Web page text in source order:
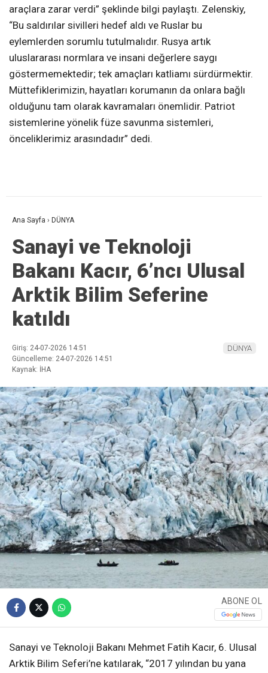
araçlara zarar verdi” şeklinde bilgi paylaştı. Zelenskiy,
“Bu saldırılar sivilleri hedef aldı ve Ruslar bu
eylemlerden sorumlu tutulmalıdır. Rusya artık
uluslararası normlara ve insani değerlere saygı
göstermemektedir; tek amaçları katliamı sürdürmektir.
Müttefiklerimizin, hayatları korumanın da onlara bağlı
olduğunu tam olarak kavramaları önemlidir. Patriot
sistemlerine yönelik füze savunma sistemleri,
önceliklerimiz arasındadır” dedi.
Ana Sayfa › DÜNYA
Sanayi ve Teknoloji
Bakanı Kacır, 6’ncı Ulusal
Arktik Bilim Seferine
katıldı
Giriş: 24-07-2026 14:51
Güncelleme: 24-07-2026 14:51
Kaynak: İHA
DÜNYA
ABONE OL
Sanayi ve Teknoloji Bakanı Mehmet Fatih Kacır, 6. Ulusal
Arktik Bilim Seferi’ne katılarak, “2017 yılından bu yana